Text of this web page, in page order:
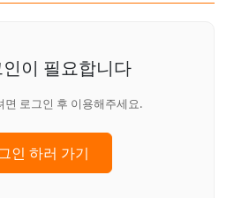
이 필요합니다
면 로그인 후 이용해주세요.
인 하러 가기